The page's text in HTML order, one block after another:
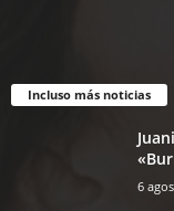
Incluso más noticias
6